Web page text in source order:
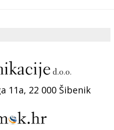
11a, 22 000 Šibenik